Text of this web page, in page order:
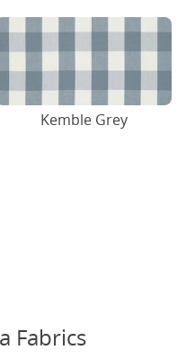
Kemble Grey
Fabrics